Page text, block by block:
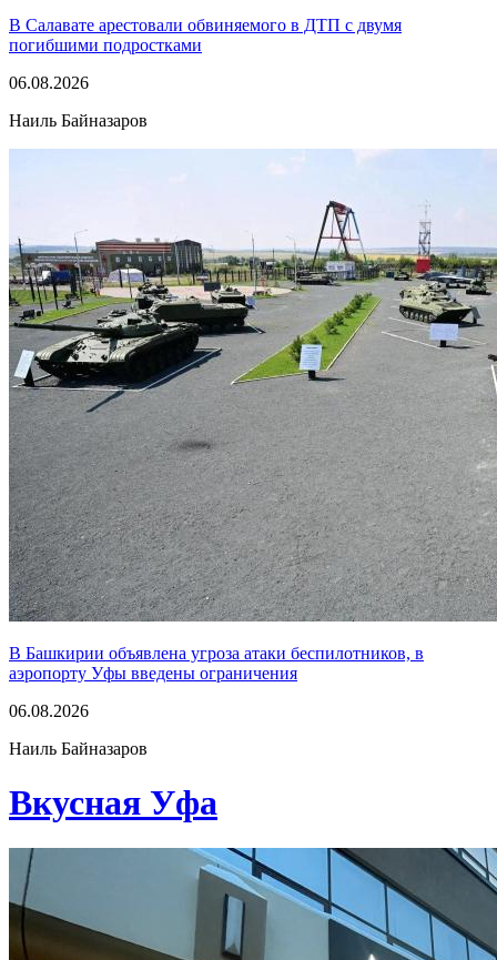
В Салавате арестовали обвиняемого в ДТП с двумя
погибшими подростками
06.08.2026
Наиль Байназаров
В Башкирии объявлена угроза атаки беспилотников, в
аэропорту Уфы введены ограничения
06.08.2026
Наиль Байназаров
Вкусная Уфа